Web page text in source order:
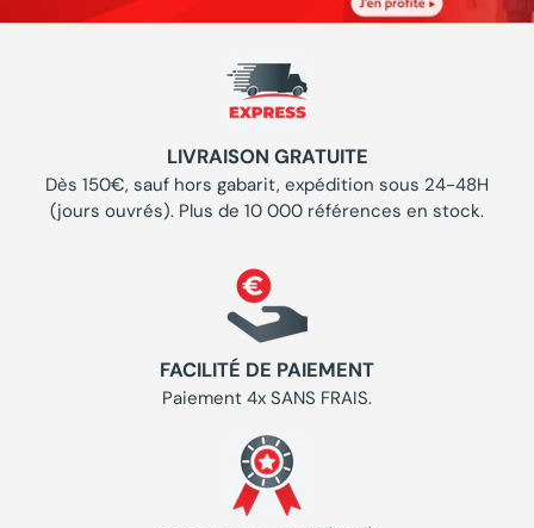
LIVRAISON GRATUITE
Dès 150€, sauf hors gabarit, expédition sous 24-48H
(jours ouvrés). Plus de 10 000 références en stock.
FACILITÉ DE PAIEMENT
Paiement 4x SANS FRAIS.